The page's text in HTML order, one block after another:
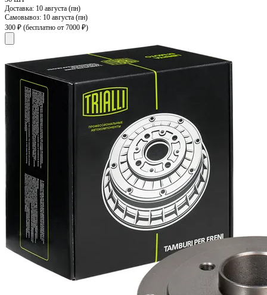
Доставка: 10 августа (пн)
Самовывоз: 10 августа (пн)
300 ₽ (бесплатно от 7000 ₽)